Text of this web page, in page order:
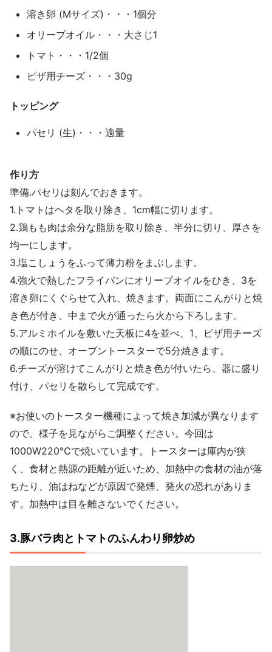
溶き卵 (Mサイズ)・・・1個分
オリーブオイル・・・大さじ1
トマト・・・1/2個
ピザ用チーズ・・・30g
トッピング
パセリ (生)・・・適量
作り方
準備.パセリは刻んでおきます。
1.トマトはヘタを取り除き、1cm幅に切ります。
2.鶏もも肉は余分な脂肪を取り除き、半分に切り、厚さを
均一にします。
3.塩こしょうをふって薄力粉をまぶします。
4.強火で熱したフライパンにオリーブオイルをひき、3を
溶き卵にくぐらせて入れ、焼きます。両面にこんがりと焼
き色が付き、中まで火が通ったら火から下ろします。
5.アルミホイルを敷いた天板に4を並べ、1、ピザ用チーズ
の順にのせ、オーブントースターで5分焼きます。
6.チーズが溶けてこんがりと焼き色が付いたら、器に盛り
付け、パセリを散らして完成です。
※お使いのトースター機種によって焼き加減が異なります
ので、様子を見ながらご調整ください。今回は
1000W220℃で焼いています。トースターは庫内が狭
く、食材と熱源の距離が近いため、加熱中の食材の油が落
ちたり、油はねなどが原因で発煙、発火の恐れがありま
す。加熱中は目を離さないでください。
3.豚バラ肉とトマトのふんわり卵炒め